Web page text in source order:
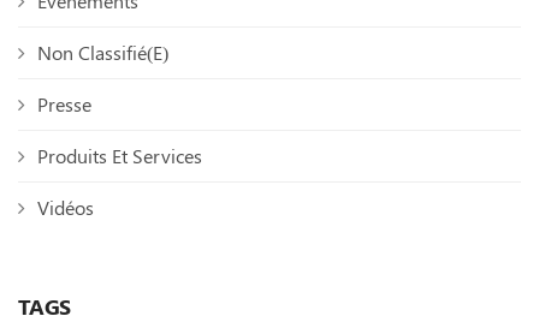
Non Classifié(e)
Presse
Produits Et Services
Vidéos
TAGS